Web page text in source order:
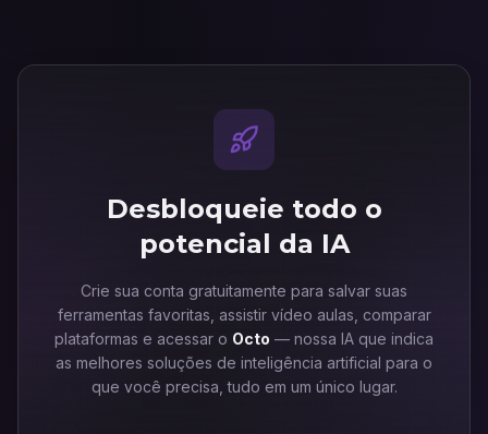
Desbloqueie todo o
potencial da IA
Crie sua conta gratuitamente para salvar suas
ferramentas favoritas, assistir vídeo aulas, comparar
plataformas e acessar o Octo — nossa IA que indica
as melhores soluções de inteligência artificial para o
que você precisa, tudo em um único lugar.